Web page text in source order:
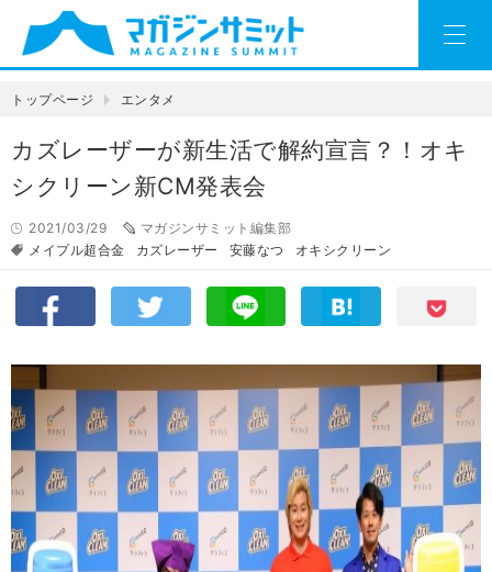
トップページ エンタメ
カズレーザーが新生活で解約宣言？！オキ
シクリーン新CM発表会
2021/03/29
マガジンサミット編集部
メイプル超合金
カズレーザー 安藤なつ オキシクリーン